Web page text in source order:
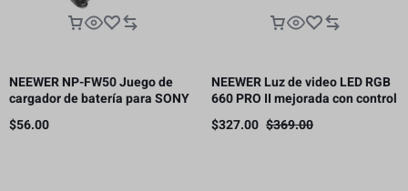
NEEWER NP-FW50 Juego de
cargador de batería para SONY
cámara NP-FW50 compatible
$56.00
NEEWER Luz de video LED RGB
660 PRO II mejorada con control
de aplicación
$369.00
$327.00